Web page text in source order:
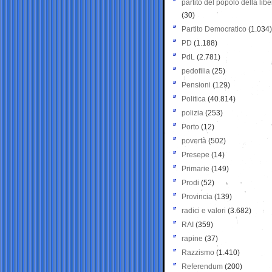
partito del popolo della
(30)
Partito Democratico (1.034)
PD (1.188)
PdL (2.781)
pedofilia (25)
Pensioni (129)
Politica (40.814)
polizia (253)
Porto (12)
povertà (502)
Presepe (14)
Primarie (149)
Prodi (52)
Provincia (139)
radici e valori (3.682)
RAI (359)
rapine (37)
Razzismo (1.410)
Referendum (200)